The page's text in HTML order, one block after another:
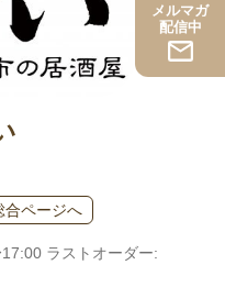
メルマガ
配信中
合ページへ
ラストオーダー: